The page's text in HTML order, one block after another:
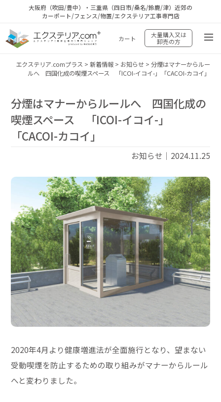
大阪府（吹田/豊中）・三重県（四日市/桑名/鈴鹿/津）近郊の
カーポート/フェンス/物置/エクステリア工事専門店
カート
大量購入又は
卸売の方
エクステリア.comプラス > 新着情報> お知らせ> 分煙はマナーからルー
ルへ 四国化成の喫煙スペース 「ICOI-イコイ-」「CACOI-カコイ」
分煙はマナーからルールへ 四国化成の
喫煙スペース 「ICOI-イコイ-」
「CACOI-カコイ」
お知らせ｜2024.11.25
2020年4月より健康増進法が全面施行となり、望まない
受動喫煙を防止するための取り組みがマナーからルール
へと変わりました。